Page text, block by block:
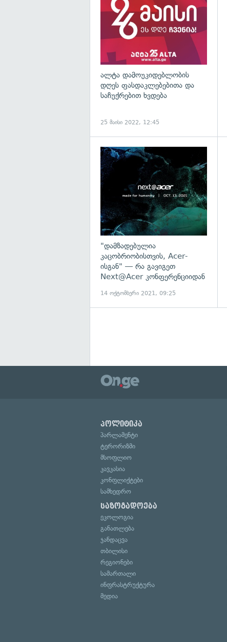
ალტა დამოუკიდებლობის
დღეს ფასდაკლებებითა და
საჩუქრებით ხვდება
25 მაისი 2022, 12:45
"დამზადებულია
კაცობრიობისთვის, Acer-
ისგან" — რა გავიგეთ
Next@Acer კონფერენციიდან
14 ოქტომბერი 2021, 09:25
პოლიტიკა
პარლამენტი
ტერორიზმი
მსოფლიო
კავკასია
კონფლიქტები
სამხედრო
საზოგადოება
ეკოლოგია
განათლება
ჯანდაცვა
თბილისი
რეგიონები
სამართალი
ინფრასტრუქტურა
მედია